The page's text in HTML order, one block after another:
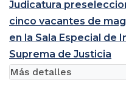
Judicatura
cinco vacantes de
en la Sala Especial de
Suprema de Justicia
Más detalles